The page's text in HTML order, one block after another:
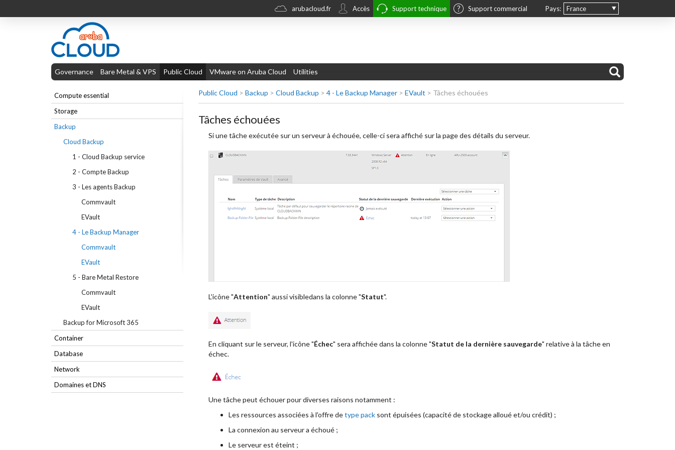
Pays: France
arubacloud.fr Accès Support technique Support commercial
Governance Bare Metal & VPS Public Cloud VMware on Aruba Cloud Utilities
Compute essential
Storage
Backup
Cloud Backup
1 - Cloud Backup service
2 - Compte Backup
3 - Les agents Backup
Commvault
EVault
4 - Le Backup Manager
Commvault
EVault
5 - Bare Metal Restore
Commvault
EVault
Backup for Microsoft 365
Container
Database
Network
Domaines et DNS
Public Cloud > Backup > Cloud Backup > 4 - Le Backup Manager> EVault > Tâches échouées
Tâches échouées
Si une tâche exécutée sur un serveur à échouée, celle-ci sera affiché sur la page des détails du serveur.
L'icône "Attention" aussi visibledans la colonne "Statut".
En cliquant sur le serveur, l'icône "Échec" sera affichée dans la colonne "Statut de la dernière sauvegarde" relative à la tâche en
échec.
Une tâche peut échouer pour diverses raisons notamment :
Les ressources associées à l'offre detype packsont épuisées (capacité de stockage alloué et/ou crédit) ;
La connexion au serveur a échoué ;
Le serveur est éteint ;